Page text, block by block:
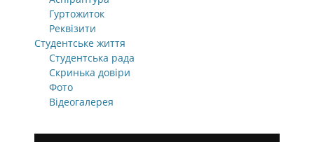
Гуртожиток
Реквізити
Студентське життя
Студентська рада
Скринька довіри
Фото
Відеогалерея